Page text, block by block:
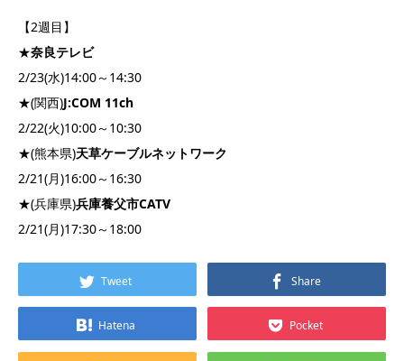
【2週目】
★奈良テレビ
2/23(水)14:00～14:30
★(関西)J:COM 11ch
2/22(火)10:00～10:30
★(熊本県)天草ケーブルネットワーク
2/21(月)16:00～16:30
★(兵庫県)兵庫養父市CATV
2/21(月)17:30～18:00
Tweet Share
Hatena Pocket